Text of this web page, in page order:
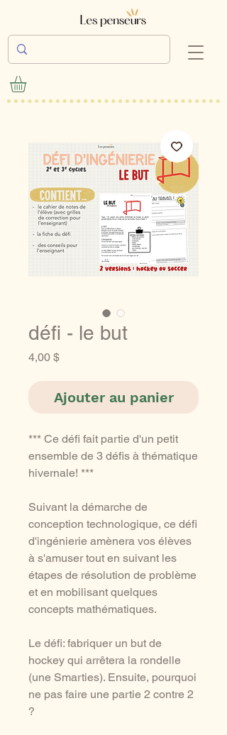
défi - le but
4,00 $Prix
Ajouter au panier
*** Ce défi fait partie d'un petit
ensemble de 3 défis à thématique
hivernale! ***
Suivant la démarche de
conception technologique, ce défi
d'ingénierie amènera vos élèves
à s'amuser tout en suivant les
étapes de résolution de problème
et en mobilisant quelques
concepts mathématiques.
Le défi: fabriquer un but de
hockey qui arrêtera la rondelle
(une Smarties). Ensuite, pourquoi
ne pas faire une partie 2 contre 2
?